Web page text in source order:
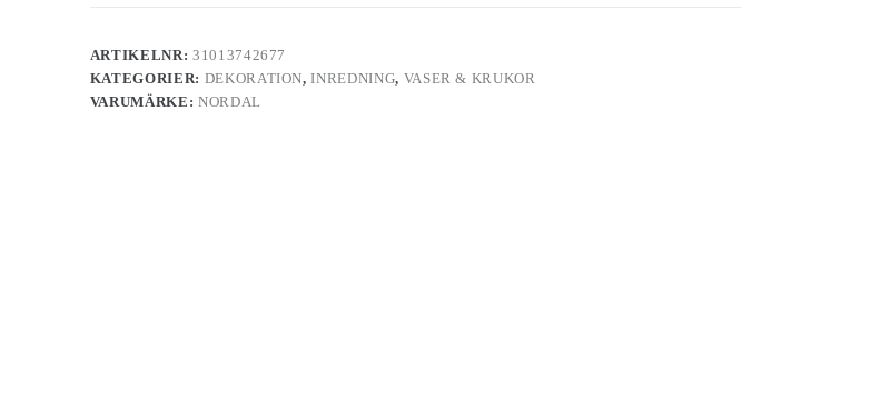
ARTIKELNR: 31013742677
KATEGORIER: DEKORATION,INREDNING, VASER & KRUKOR
VARUMÄRKE: NORDAL